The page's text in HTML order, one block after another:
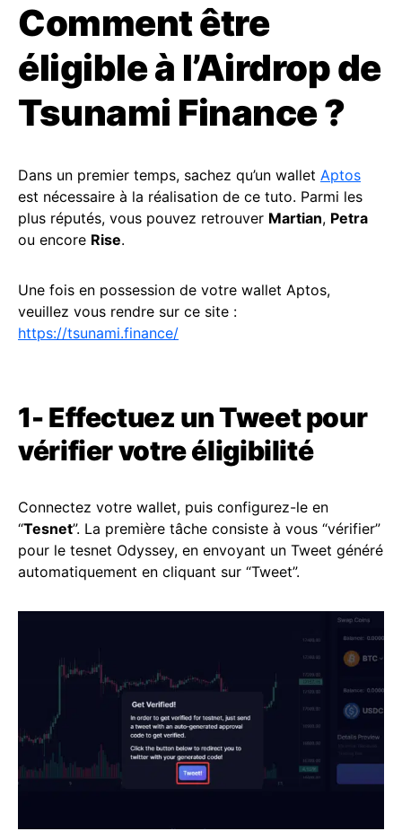
Comment être
éligible à l’Airdrop de
Tsunami Finance ?
Dans un premier temps, sachez qu’un wallet Aptos
est nécessaire à la réalisation de ce tuto. Parmi les
plus réputés, vous pouvez retrouver Martian, Petra
ou encore Rise.
Une fois en possession de votre wallet Aptos,
veuillez vous rendre sur ce site :
https://tsunami.finance/
1- Effectuez un Tweet pour
vérifier votre éligibilité
Connectez votre wallet, puis configurez-le en
“Tesnet”. La première tâche consiste à vous “vérifier”
pour le tesnet Odyssey, en envoyant un Tweet généré
automatiquement en cliquant sur “Tweet”.